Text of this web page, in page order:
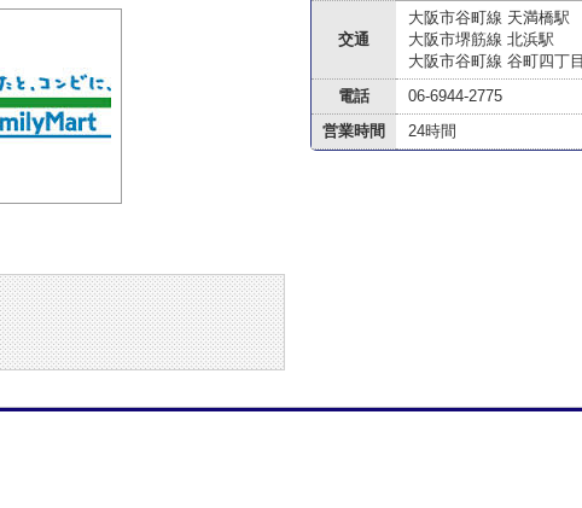
交通
大阪市谷町線 天満橋駅
大阪市堺筋線 北浜駅
大阪市谷町線 谷町四丁
電話
06-6944-2775
営業時間
24時間